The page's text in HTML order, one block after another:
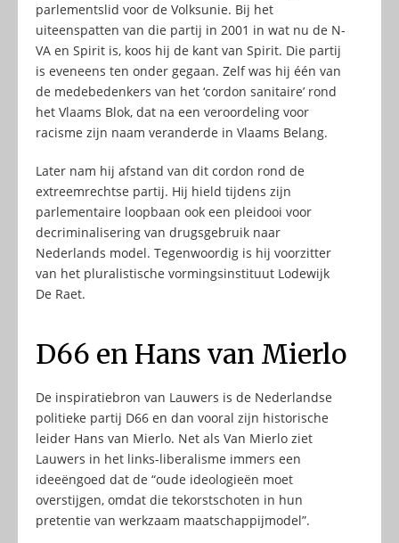
parlementslid voor de Volksunie. Bij het
uiteenspatten van die partij in 2001 in wat nu de N-
VA en Spirit is, koos hij de kant van Spirit. Die partij
is eveneens ten onder gegaan. Zelf was hij één van
de medebedenkers van het ‘cordon sanitaire’ rond
het Vlaams Blok, dat na een veroordeling voor
racisme zijn naam veranderde in Vlaams Belang.
Later nam hij afstand van dit cordon rond de
extreemrechtse partij. Hij hield tijdens zijn
parlementaire loopbaan ook een pleidooi voor
decriminalisering van drugsgebruik naar
Nederlands model. Tegenwoordig is hij voorzitter
van het pluralistische vormingsinstituut Lodewijk
De Raet.
D66 en Hans van Mierlo
De inspiratiebron van Lauwers is de Nederlandse
politieke partij D66 en dan vooral zijn historische
leider Hans van Mierlo. Net als Van Mierlo ziet
Lauwers in het links-liberalisme immers een
ideeëngoed dat de “oude ideologieën moet
overstijgen, omdat die tekorstschoten in hun
pretentie van werkzaam maatschappijmodel”.